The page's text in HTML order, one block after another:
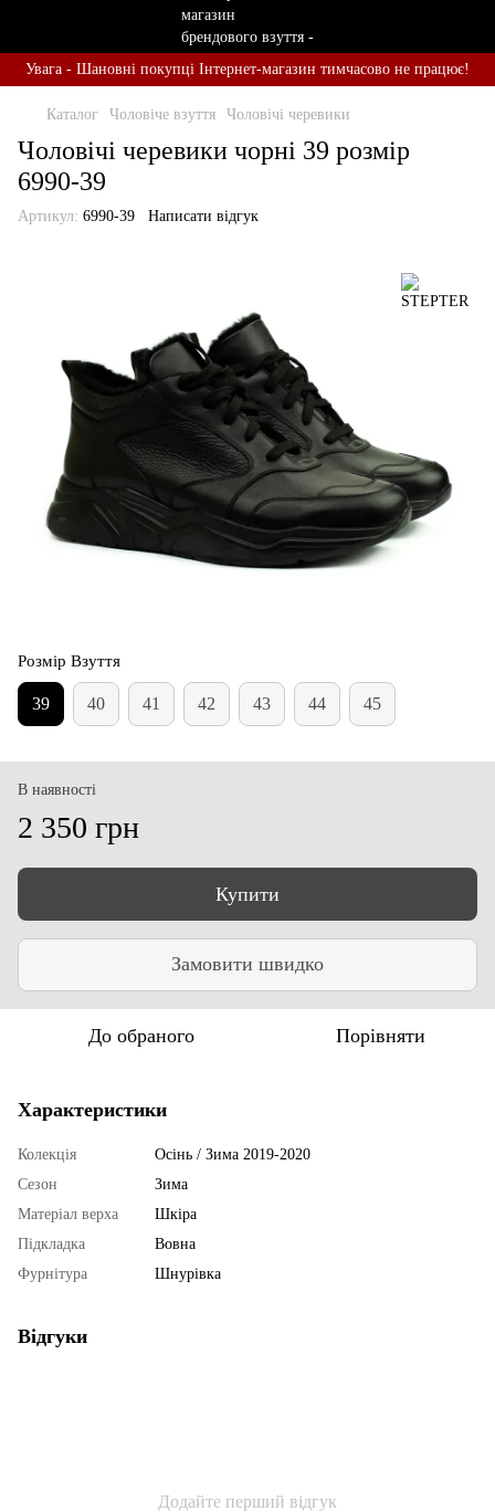
Увага - Шановні покупці Інтернет-магазин тимчасово не працює!
Каталог Чоловіче взуття Чоловічі черевики
Чоловічі черевики чорні 39 розмір
6990-39
Артикул: 6990-39 Написати відгук
Розмір Взуття
39 40 41 42 43 44 45
В наявності
2 350 грн
Купити
Замовити швидко
До обраного Порівняти
Характеристики
Колекція
Осінь / Зима 2019-2020
Сезон
Зима
Матеріал верха
Шкіра
Підкладка
Вовна
Фурнітура
Шнурівка
Відгуки
Додайте перший відгук